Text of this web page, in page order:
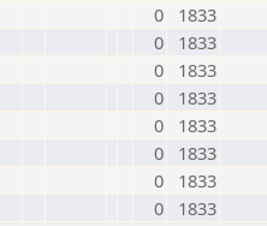
0
1833
0
1833
0
1833
0
1833
0
1833
0
1833
0
1833
0 1833